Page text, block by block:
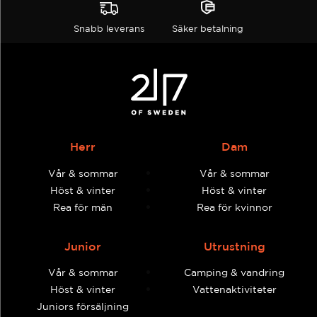
Snabb leverans Säker betalning
Herr
Vår & sommar
Höst & vinter
Rea för män
Dam
Vår & sommar
Höst & vinter
Rea för kvinnor
Junior
Vår & sommar
Höst & vinter
Juniors försäljning
Utrustning
Camping & vandring
Vattenaktiviteter